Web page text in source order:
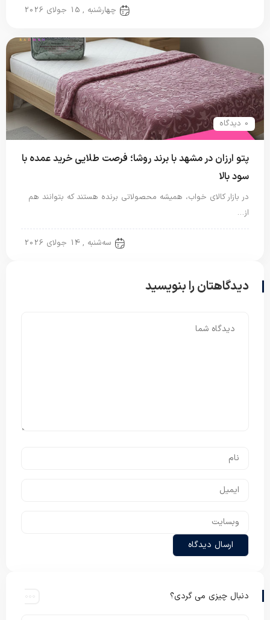
چهارشنبه , 15 جولای 2026
0 دیدگاه
پتو ارزان در مشهد با برند روشا؛ فرصت طلایی خرید عمده با
سود بالا
در بازار کالای خواب، همیشه محصولاتی برنده هستند که بتوانند هم
از…
سه‌شنبه , 14 جولای 2026
دیدگاهتان را بنویسید
دنبال چیزی می گردی؟